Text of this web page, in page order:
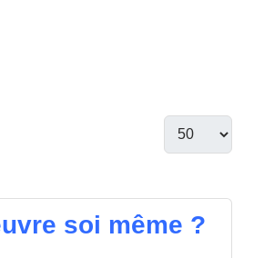
soi même ?